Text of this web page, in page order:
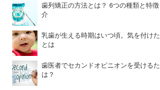
歯列矯正の方法とは？ 6つの種類と特
介
乳歯が生える時期はいつ頃。気を付け
とは
歯医者でセカンドオピニオンを受ける
は？